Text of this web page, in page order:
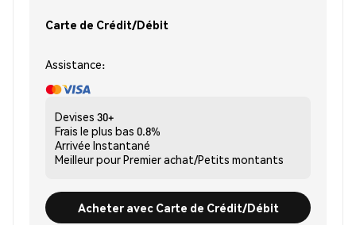
Carte de Crédit/Débit
Assistance:
Devises 30+
Frais le plus bas 0.8%
Arrivée Instantané
Meilleur pourPremier achat/Petits montants
Acheter avec Carte de Crédit/Débit